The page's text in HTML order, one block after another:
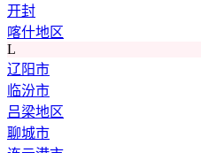
开封
喀什地区
L
辽阳市
临汾市
吕梁地区
聊城市